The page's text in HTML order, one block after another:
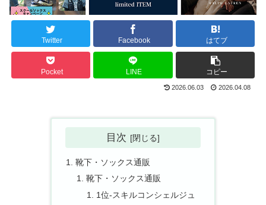
Twitter Facebook はてブ
Pocket LINE コピー
2026.06.03 2026.04.08
目次
靴下・ソックス通販
靴下・ソックス通販
1位-スキルコンシェルジュ